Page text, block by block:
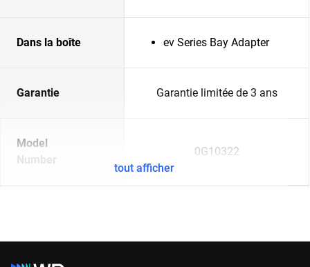
Dans la boîte ev Series Bay Adapter
Garantie Garantie limitée de 3 ans
Model
Number
0G10322
tout afficher